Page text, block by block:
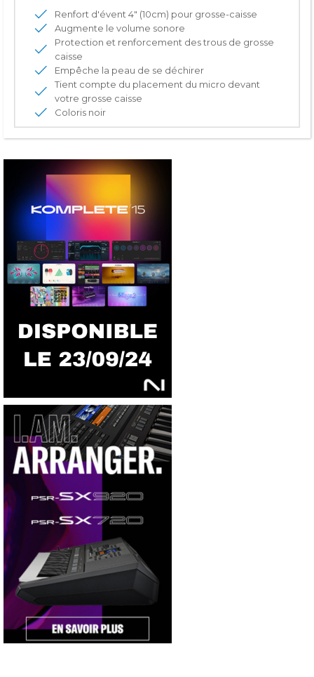
Renfort d'évent 4" (10cm) pour grosse-caisse
Augmente le volume sonore
Protection et renforcement des trous de grosse
caisse
Empêche la peau de se déchirer
Tient compte du placement du micro devant
votre grosse caisse
Coloris noir